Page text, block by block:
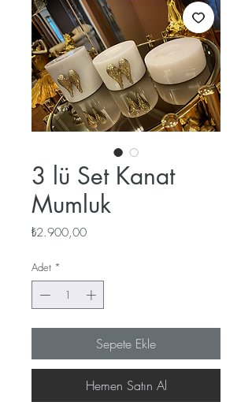
3 lü Set Kanat
Mumluk
₺2.900,00Fiyat
Adet *
Sepete Ekle
Hemen Satın Al